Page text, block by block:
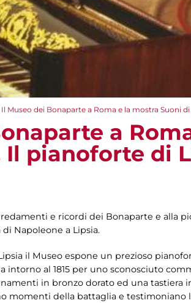
Il Museo dei Bonaparte a Roma e la mostra Suoni
a
pianoforte di
e ricordi dei Bonaparte e alla
Napoleone a Lipsia.
il Museo espone un prezioso
intorno al 1815 per uno sconosciuto
in bronzo dorato ed una tastiera
momenti della battaglia e testimoniano